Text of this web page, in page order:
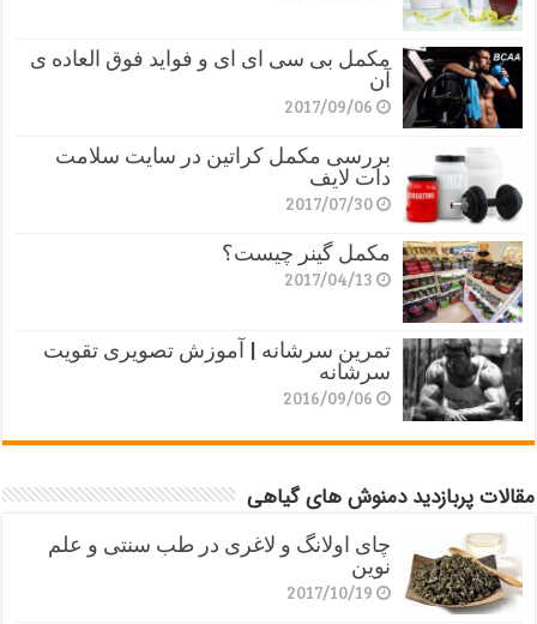
مکمل بی سی ای ای و فواید فوق العاده ی
آن
2017/09/06
بررسی مکمل کراتین در سایت سلامت
دات لایف
2017/07/30
مکمل گینر چیست؟
2017/04/13
تمرین سرشانه | آموزش تصویری تقویت
سرشانه
2016/09/06
مقالات پربازدید دمنوش های گیاهی
چای اولانگ و لاغری در طب سنتی و علم
نوین
2017/10/19